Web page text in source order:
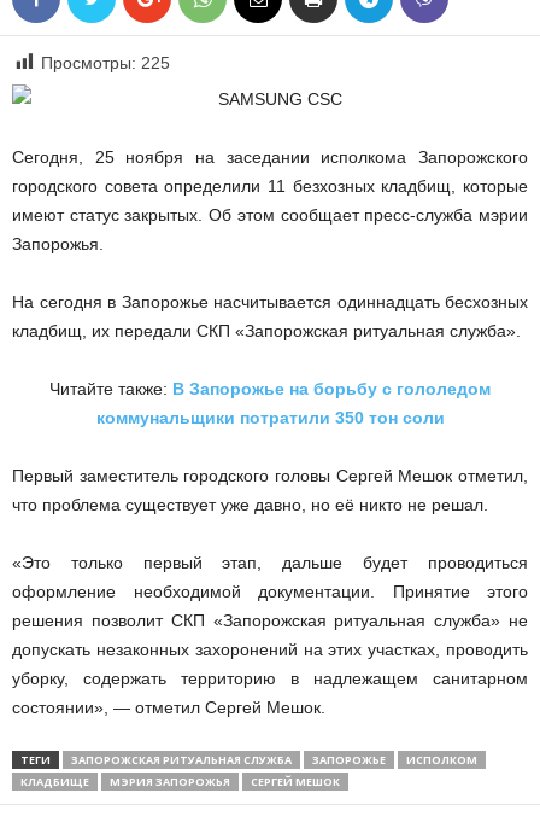
Просмотры: 225
Сегодня, 25 ноября на заседании исполкома Запорожского
городского совета определили 11 безхозных кладбищ, которые
имеют статус закрытых. Об этом сообщает пресс-служба мэрии
Запорожья.
На сегодня в Запорожье насчитывается одиннадцать бесхозных
кладбищ, их передали СКП «Запорожская ритуальная служба».
Читайте также: В Запорожье на борьбу с гололедом
коммунальщики потратили 350 тон соли
Первый заместитель городского головы Сергей Мешок отметил,
что проблема существует уже давно, но её никто не решал.
«Это только первый этап, дальше будет проводиться
оформление необходимой документации. Принятие этого
решения позволит СКП «Запорожская ритуальная служба» не
допускать незаконных захоронений на этих участках, проводить
уборку, содержать территорию в надлежащем санитарном
состоянии», — отметил Сергей Мешок.
ТЕГИ ЗАПОРОЖСКАЯ РИТУАЛЬНАЯ СЛУЖБА ЗАПОРОЖЬЕ
ИСПОЛКОМ
КЛАДБИЩЕ
МЭРИЯ ЗАПОРОЖЬЯ СЕРГЕЙ МЕШОК